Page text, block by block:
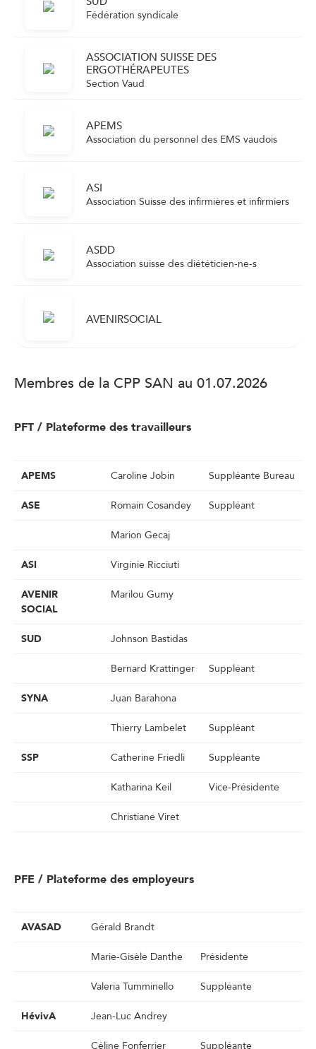
Fédération syndicale
ASSOCIATION SUISSE DES
ERGOTHÉRAPEUTES
Section Vaud
APEMS
Association du personnel des EMS vaudois
ASI
Association Suisse des infirmières et infirmiers
ASDD
Association suisse des diététicien-ne-s
AVENIRSOCIAL
Membres de la CPP SAN au 01.07.2026
PFT / Plateforme des travailleurs
APEMS Caroline Jobin Suppléante Bureau
ASE Romain Cosandey Suppléant
Marion Gecaj
ASI Virginie Ricciuti
AVENIR
SOCIAL
Marilou Gumy
SUD Johnson Bastidas
Bernard Krattinger Suppléant
SYNA Juan Barahona
Thierry Lambelet Suppléant
SSP Catherine Friedli Suppléante
Katharina Keil Vice-Présidente
Christiane Viret
PFE / Plateforme des employeurs
AVASAD Gérald Brandt
Marie-Gisèle Danthe Présidente
Valeria Tumminello Suppléante
HévivA Jean-Luc Andrey
Céline Fonferrier Suppléante